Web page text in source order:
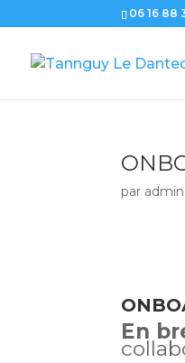
06 16 88
par admin
En